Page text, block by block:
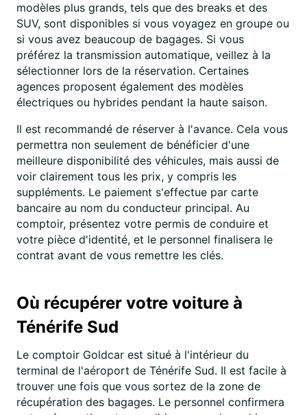
modèles plus grands, tels que des breaks et des
SUV, sont disponibles si vous voyagez en groupe ou
si vous avez beaucoup de bagages. Si vous
préférez la transmission automatique, veillez à la
sélectionner lors de la réservation. Certaines
agences proposent également des modèles
électriques ou hybrides pendant la haute saison.
Il est recommandé de réserver à l'avance. Cela vous
permettra non seulement de bénéficier d'une
meilleure disponibilité des véhicules, mais aussi de
voir clairement tous les prix, y compris les
suppléments. Le paiement s'effectue par carte
bancaire au nom du conducteur principal. Au
comptoir, présentez votre permis de conduire et
votre pièce d'identité, et le personnel finalisera le
contrat avant de vous remettre les clés.
Où récupérer votre voiture à
Ténérife Sud
Le comptoir Goldcar est situé à l'intérieur du
terminal de l'aéroport de Ténérife Sud. Il est facile à
trouver une fois que vous sortez de la zone de
récupération des bagages. Le personnel confirmera